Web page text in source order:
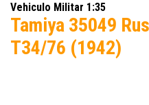
Vehiculo Militar 1:35
Tamiya 35049
T34/76 (1942)